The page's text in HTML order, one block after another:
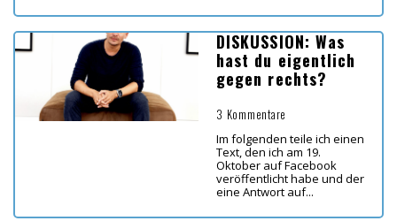
DISKUSSION: Was
hast du eigentlich
gegen rechts?
3 Kommentare
Im folgenden teile ich einen
Text, den ich am 19.
Oktober auf Facebook
veröffentlicht habe und der
eine Antwort auf...